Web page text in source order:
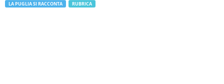
LA PUGLIA SI RACCONTA RUBRICA